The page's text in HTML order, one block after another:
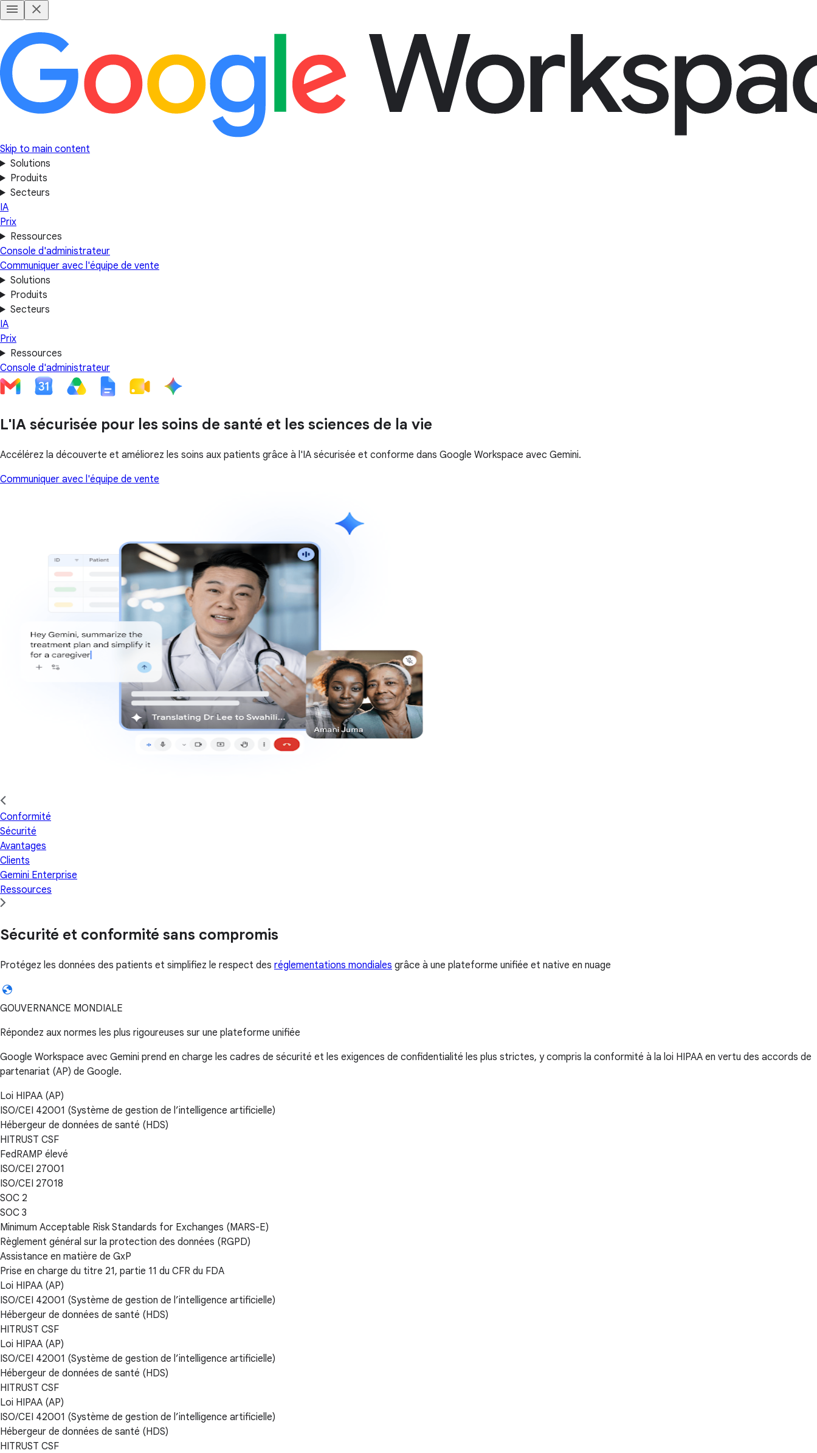
Skip to main content
Solutions
Produits
Secteurs
IA
Prix
Ressources
Console d'administrateur
Communiquer avec l'équipe de vente
Solutions
Produits
Secteurs
IA
Prix
Ressources
Console d'administrateur
L'IA sécurisée pour les soins de santé et les sciences de la vie
Accélérez la découverte et améliorez les soins aux patients grâce à l'IA sécurisée et conforme dans Google Workspace avec Gemini.
Communiquer avec l'équipe de vente
Conformité
Sécurité
Avantages
Clients
Gemini Enterprise
Ressources
Sécurité et conformité sans compromis
Protégez les données des patients et simplifiez le respect des réglementations mondiales grâce à une plateforme unifiée et native en nuage
GOUVERNANCE MONDIALE
Répondez aux normes les plus rigoureuses sur une plateforme unifiée
Google Workspace avec Gemini prend en charge les cadres de sécurité et les exigences de confidentialité les plus strictes, y compris la conformité à la loi HIPAA en vertu des accords de
partenariat (AP) de Google.
Loi HIPAA (AP)
ISO/CEI 42001 (Système de gestion de l’intelligence artificielle)
Hébergeur de données de santé (HDS)
HITRUST CSF
FedRAMP élevé
ISO/CEI 27001
ISO/CEI 27018
SOC 2
SOC 3
Minimum Acceptable Risk Standards for Exchanges (MARS-E)
Règlement général sur la protection des données (RGPD)
Assistance en matière de GxP
Prise en charge du titre 21, partie 11 du CFR du FDA
Loi HIPAA (AP)
ISO/CEI 42001 (Système de gestion de l’intelligence artificielle)
Hébergeur de données de santé (HDS)
HITRUST CSF
Loi HIPAA (AP)
ISO/CEI 42001 (Système de gestion de l’intelligence artificielle)
Hébergeur de données de santé (HDS)
HITRUST CSF
Loi HIPAA (AP)
ISO/CEI 42001 (Système de gestion de l’intelligence artificielle)
Hébergeur de données de santé (HDS)
HITRUST CSF